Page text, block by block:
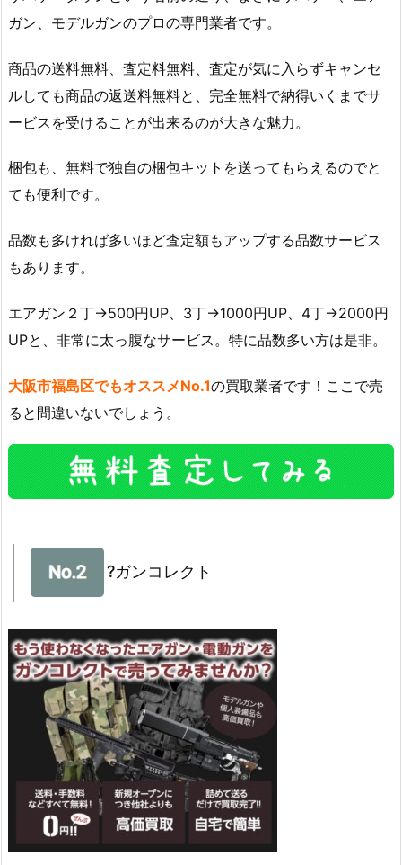
ガン、モデルガンのプロの専門業者です。
商品の送料無料、査定料無料、査定が気に入らずキャンセ
ルしても商品の返送料無料と、完全無料で納得いくまでサ
ービスを受けることが出来るのが大きな魅力。
梱包も、無料で独自の梱包キットを送ってもらえるのでと
ても便利です。
品数も多ければ多いほど査定額もアップする品数サービス
もあります。
エアガン２丁→500円UP、3丁→1000円UP、4丁→2000円
UPと、非常に太っ腹なサービス。特に品数多い方は是非。
大阪市福島区でもオススメNo.1の買取業者です！ここで売
ると間違いないでしょう。
?ガンコレクト